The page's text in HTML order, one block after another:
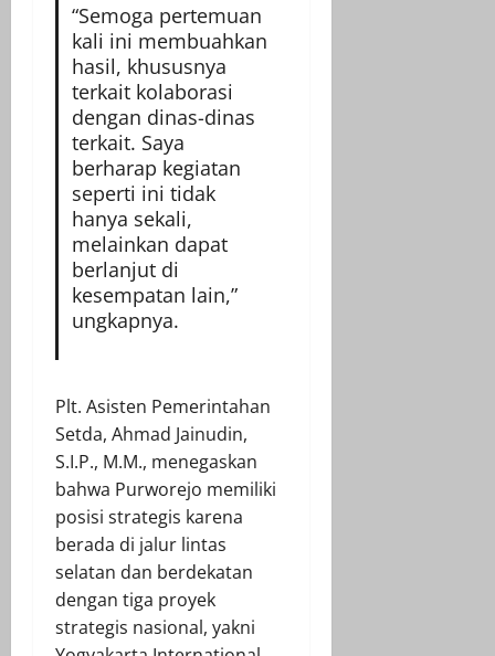
“Semoga pertemuan
kali ini membuahkan
hasil, khususnya
terkait kolaborasi
dengan dinas-dinas
terkait. Saya
berharap kegiatan
seperti ini tidak
hanya sekali,
melainkan dapat
berlanjut di
kesempatan lain,”
ungkapnya.
Plt. Asisten Pemerintahan
Setda, Ahmad Jainudin,
S.I.P., M.M., menegaskan
bahwa Purworejo memiliki
posisi strategis karena
berada di jalur lintas
selatan dan berdekatan
dengan tiga proyek
strategis nasional, yakni